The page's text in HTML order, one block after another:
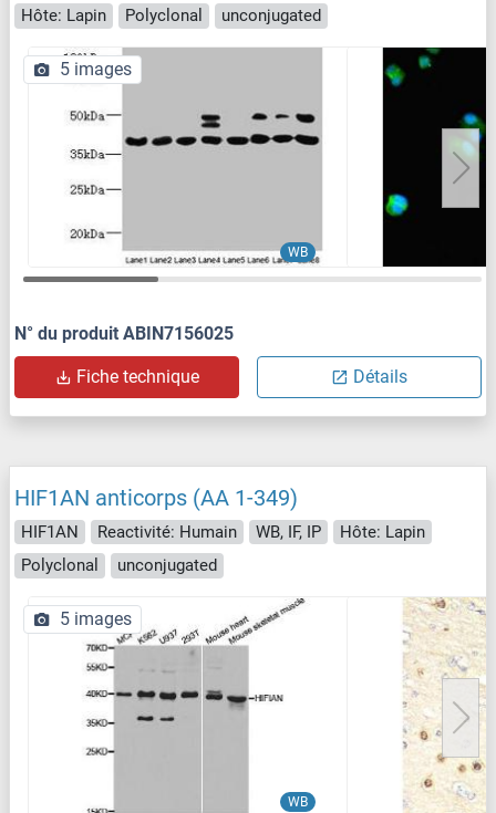
Hôte: Lapin
Polyclonal unconjugated
WB
5 images
N° du produit ABIN7156025
Fiche technique Détails
HIF1AN anticorps (AA 1-349)
HIF1AN Reactivité: Humain WB, IF, IP
Hôte: Lapin
Polyclonal
unconjugated
WB
5 images